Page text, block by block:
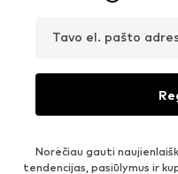
Tavo el. pašto
Norėčiau gauti
tendencijas, pasiūlymus ir